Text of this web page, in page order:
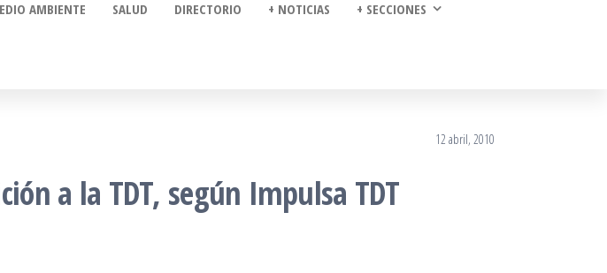
AMBIENTE SALUD DIRECTORIO + NOTICIAS + SECCIONES
12 abril, 2010
a la TDT, según Impulsa TDT